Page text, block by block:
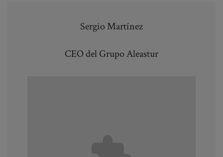
Sergio Martínez
CEO del Grupo Aleastur